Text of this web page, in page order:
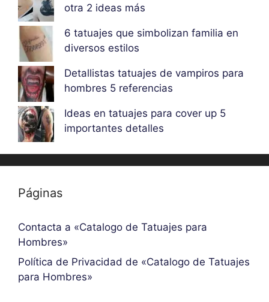
otra 2 ideas más
6 tatuajes que simbolizan familia en
diversos estilos
Detallistas tatuajes de vampiros para
hombres 5 referencias
Ideas en tatuajes para cover up 5
importantes detalles
Páginas
Contacta a «Catalogo de Tatuajes para
Hombres»
Política de Privacidad de «Catalogo de Tatuajes
para Hombres»